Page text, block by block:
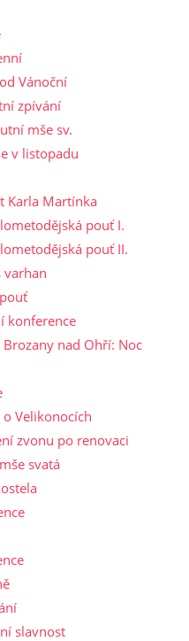
Vánoční
zpívání
mše sv.
v listopadu
Karla Martínka
pouť I.
pouť II.
varhan
konference
Brozany nad Ohří: Noc
Velikonocích
zvonu po renovaci
svatá
slavnost